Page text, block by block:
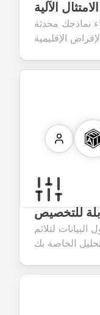
الآلية
نماذجك محدثة
للتخصيص
لتلائم